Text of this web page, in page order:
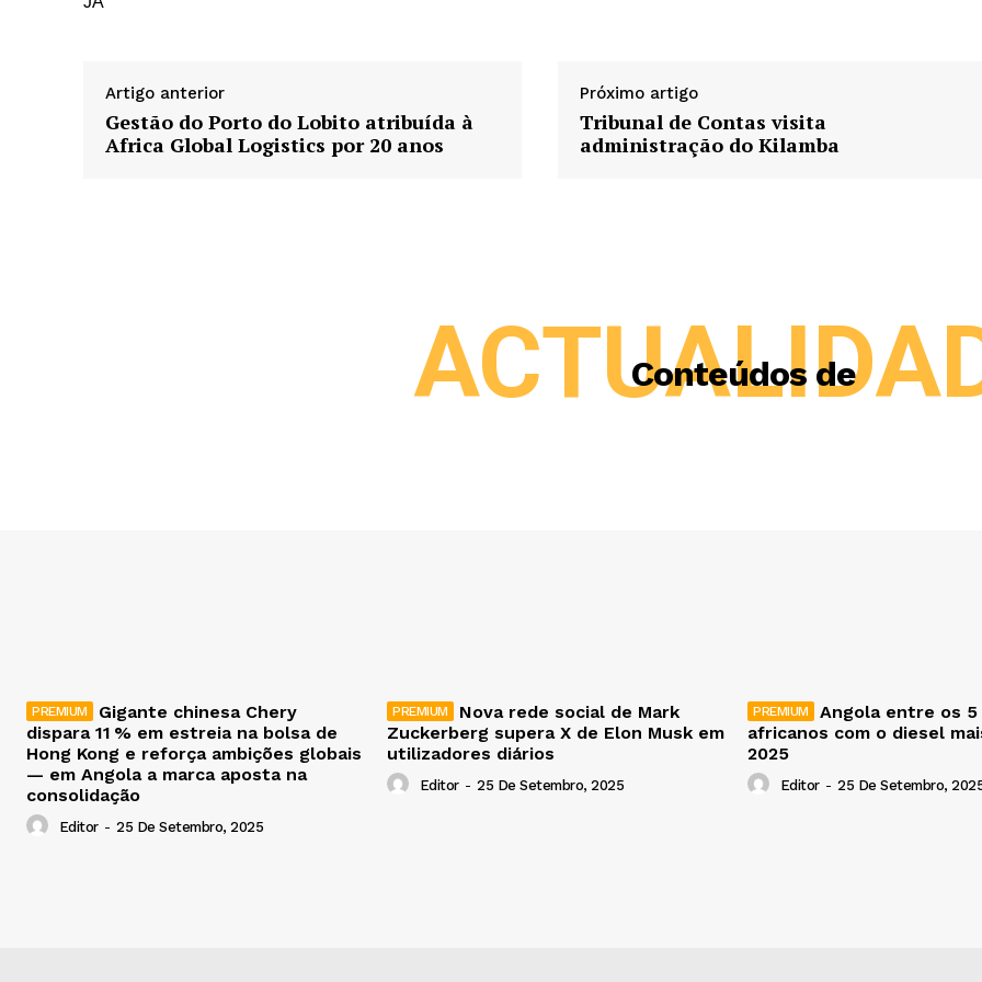
Artigo anterior
Gestão do Porto do Lobito atribuída à
Africa Global Logistics por 20 anos
Próximo artigo
Tribunal de Contas visita
administração do Kilamba
Conteúdos de
Gigante chinesa Chery
dispara 11 % em estreia na bolsa de
Hong Kong e reforça ambições globais
— em Angola a marca aposta na
consolidação
Editor - 25 De Setembro, 2025
Nova rede social de Mark
Zuckerberg supera X de Elon Musk em
utilizadores diários
Editor - 25 De Setembro, 2025
Angola entre os 5
africanos com o diesel
2025
Editor - 25 De Setembro,